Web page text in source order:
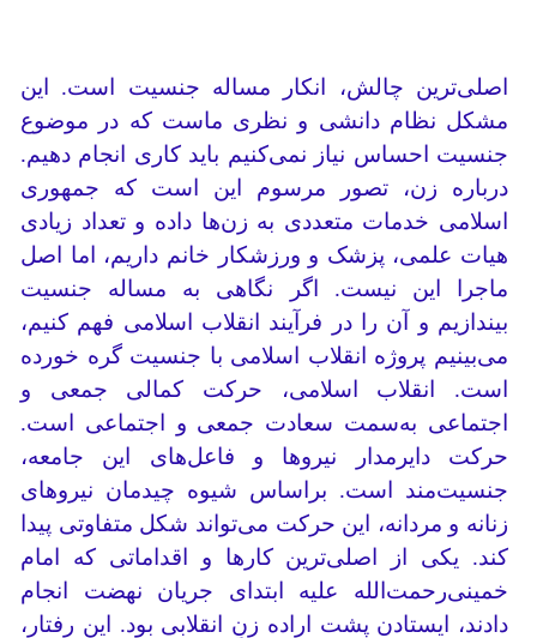
اصلی‌ترین چالش، انکار مساله جنسیت است. این
مشکل نظام دانشی و نظری ماست که در موضوع
جنسیت احساس نیاز نمی‌کنیم باید کاری انجام دهیم.
درباره زن، تصور مرسوم این است که جمهوری
اسلامی خدمات متعددی به زن‌ها داده و تعداد زیادی
هیات علمی، پزشک و ورزشکار خانم داریم، اما اصل
ماجرا این نیست. اگر نگاهی به مساله جنسیت
بیندازیم و آن را در فرآیند انقلاب اسلامی فهم کنیم،
می‌بینیم پروژه انقلاب اسلامی با جنسیت گره خورده
است. انقلاب اسلامی، حرکت کمالی جمعی و
اجتماعی به‌سمت سعادت جمعی و اجتماعی است.
حرکت دایرمدار نیروها و فاعل‌های این جامعه،
جنسیت‌مند است. براساس شیوه چیدمان نیروهای
زنانه و مردانه، این حرکت می‌تواند شکل متفاوتی پیدا
کند. یکی از اصلی‌ترین کارها و اقداماتی که امام
خمینی‌رحمت‌الله علیه ابتدای جریان نهضت انجام
دادند، ایستادن پشت اراده زنِ انقلابی بود. این رفتار،